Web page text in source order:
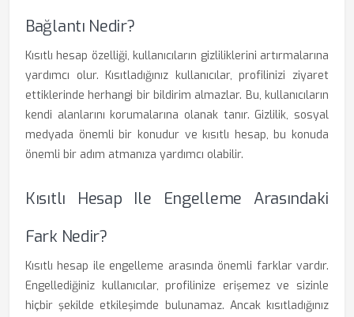
Bağlantı Nedir?
Kısıtlı hesap özelliği, kullanıcıların gizliliklerini artırmalarına
yardımcı olur. Kısıtladığınız kullanıcılar, profilinizi ziyaret
ettiklerinde herhangi bir bildirim almazlar. Bu, kullanıcıların
kendi alanlarını korumalarına olanak tanır. Gizlilik, sosyal
medyada önemli bir konudur ve kısıtlı hesap, bu konuda
önemli bir adım atmanıza yardımcı olabilir.
Kısıtlı Hesap Ile Engelleme Arasındaki
Fark Nedir?
Kısıtlı hesap ile engelleme arasında önemli farklar vardır.
Engellediğiniz kullanıcılar, profilinize erişemez ve sizinle
hiçbir şekilde etkileşimde bulunamaz. Ancak kısıtladığınız